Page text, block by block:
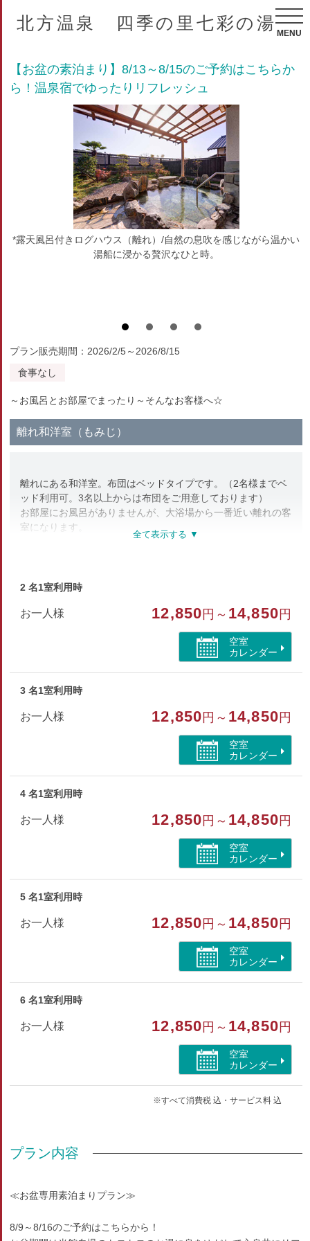
北方温泉 四季の里七彩の湯
MENU
【お盆の素泊まり】8/13～8/15のご予約はこちらか
ら！温泉宿でゆったりリフレッシュ
*露天風呂付きログハウス（離れ）/自然の息吹を感じながら温かい
湯船に浸かる贅沢なひと時。
プラン販売期間：2026/2/5～2026/8/15
食事なし
～お風呂とお部屋でまったり～そんなお客様へ☆
離れ和洋室（もみじ）
離れにある和洋室。布団はベッドタイプです。（2名様までベ
ッド利用可。3名以上からは布団をご用意しております）
お部屋にお風呂がありませんが、大浴場から一番近い離れの客
室になります。
和室
部屋特徴
トイレ/離れ/禁煙/インターネットができる部屋
2 名1室利用時
お一人様 12,850 円～ 14,850 円
空室
カレンダー
3 名1室利用時
お一人様 12,850 円～ 14,850 円
空室
カレンダー
4 名1室利用時
お一人様 12,850 円～ 14,850 円
空室
カレンダー
5 名1室利用時
お一人様 12,850 円～ 14,850 円
空室
カレンダー
6 名1室利用時
お一人様 12,850 円～ 14,850 円
空室
カレンダー
※すべて消費税 込・サービス料 込
プラン内容
≪お盆専用素泊まりプラン≫
8/9～8/16のご予約はこちらから！